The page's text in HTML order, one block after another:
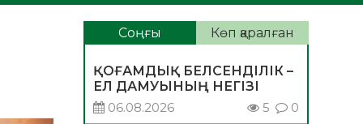
Соңғы Көп қаралған
ҚОҒАМДЫҚ БЕЛСЕНДІЛІК –
ЕЛ ДАМУЫНЫҢ НЕГІЗІ
06.08.2026
5 0